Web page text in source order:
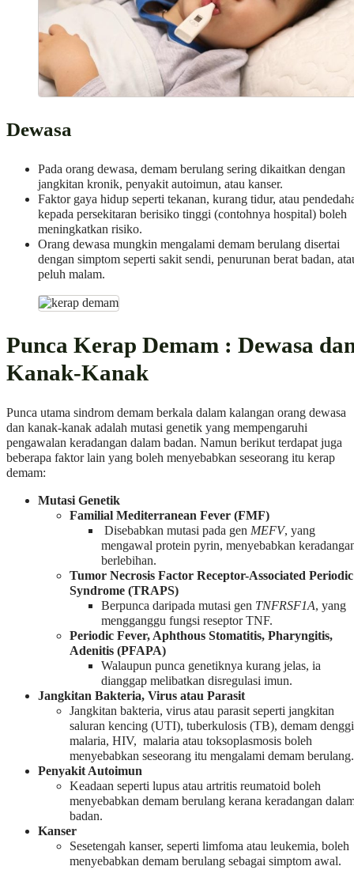
Dewasa
Pada orang dewasa, demam berulang sering dikaitkan dengan
jangkitan kronik, penyakit autoimun, atau kanser.
Faktor gaya hidup seperti tekanan, kurang tidur, atau
kepada persekitaran berisiko tinggi (contohnya hospital) boleh
meningkatkan risiko.
Orang dewasa mungkin mengalami demam berulang disertai
dengan simptom seperti sakit sendi, penurunan berat badan,
peluh malam.
Punca Kerap Demam : Dewasa
Kanak-Kanak
Punca utama sindrom demam berkala dalam kalangan orang dewasa
dan kanak-kanak adalah mutasi genetik yang mempengaruhi
pengawalan keradangan dalam badan. Namun berikut terdapat juga
beberapa faktor lain yang boleh menyebabkan seseorang itu kerap
demam:
Mutasi Genetik
Familial Mediterranean Fever (FMF)
Disebabkan mutasi pada gen MEFV, yang
mengawal protein pyrin, menyebabkan
berlebihan.
Tumor Necrosis Factor Receptor-Associated Periodic
Syndrome (TRAPS)
Berpunca daripada mutasi gen TNFRSF1A, yang
mengganggu fungsi reseptor TNF.
Periodic Fever, Aphthous Stomatitis, Pharyngitis,
Adenitis (PFAPA)
Walaupun punca genetiknya kurang jelas, ia
dianggap melibatkan disregulasi imun.
Jangkitan Bakteria, Virus atau Parasit
Jangkitan bakteria, virus atau parasit seperti jangkitan
saluran kencing (UTI), tuberkulosis (TB), demam
malaria, HIV, malaria atau toksoplasmosis boleh
menyebabkan seseorang itu mengalami demam berulang.
Penyakit Autoimun
Keadaan seperti lupus atau artritis reumatoid boleh
menyebabkan demam berulang kerana keradangan
badan.
Kanser
Sesetengah kanser, seperti limfoma atau leukemia, boleh
menyebabkan demam berulang sebagai simptom awal.